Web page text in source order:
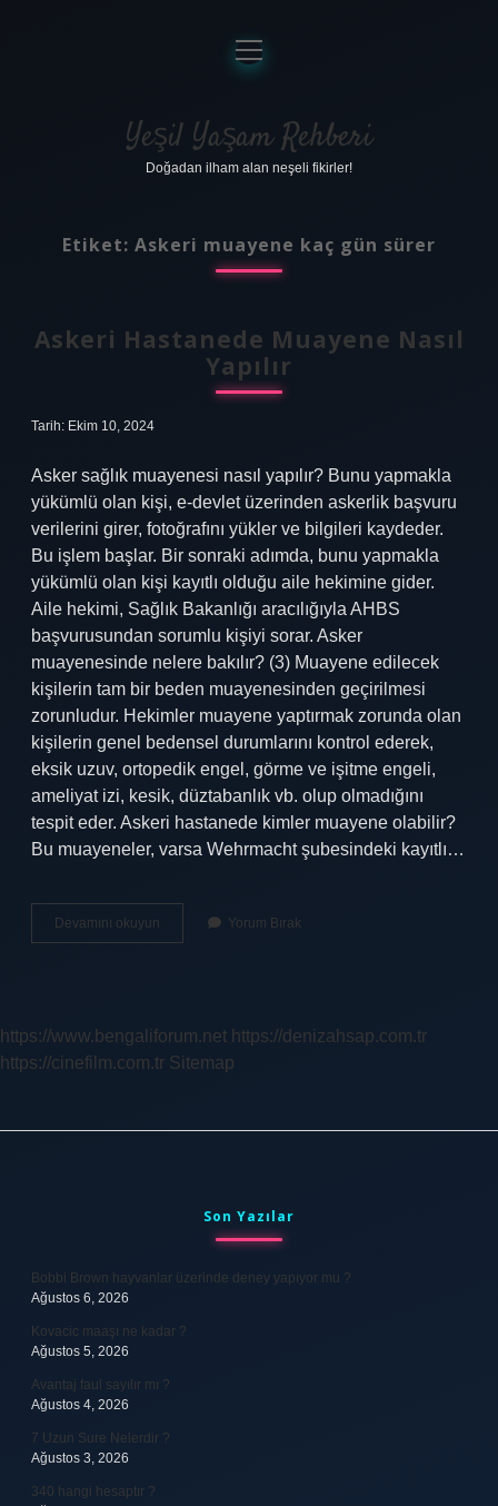
Anasayfa
Gizlilik Politikası
Yasal Uyarı
menüyü
aç
Yeşil Yaşam Rehberi
Doğadan ilham alan neşeli fikirler!
Etiket: Askeri muayene kaç gün sürer
Askeri Hastanede Muayene Nasıl
Yapılır
Tarih: Ekim 10, 2024
Asker sağlık muayenesi nasıl yapılır? Bunu yapmakla
yükümlü olan kişi, e-devlet üzerinden askerlik başvuru
verilerini girer, fotoğrafını yükler ve bilgileri kaydeder.
Bu işlem başlar. Bir sonraki adımda, bunu yapmakla
yükümlü olan kişi kayıtlı olduğu aile hekimine gider.
Aile hekimi, Sağlık Bakanlığı aracılığıyla AHBS
başvurusundan sorumlu kişiyi sorar. Asker
muayenesinde nelere bakılır? (3) Muayene edilecek
kişilerin tam bir beden muayenesinden geçirilmesi
zorunludur. Hekimler muayene yaptırmak zorunda olan
kişilerin genel bedensel durumlarını kontrol ederek,
eksik uzuv, ortopedik engel, görme ve işitme engeli,
ameliyat izi, kesik, düztabanlık vb. olup olmadığını
tespit eder. Askeri hastanede kimler muayene olabilir?
Bu muayeneler, varsa Wehrmacht şubesindeki kayıtlı…
Devamını okuyun
Hastanede
Yorum Bırak
https://www.bengaliforum.net https://denizahsap.com.tr
https://cinefilm.com.tr Sitemap
Son Yazılar
Bobbi Brown hayvanlar üzerinde deney yapıyor mu ?
Ağustos 6, 2026
Kovacic maaşı ne kadar ?
Ağustos 5, 2026
Avantaj faul sayılır mı ?
Ağustos 4, 2026
7 Uzun Sure Nelerdir ?
Ağustos 3, 2026
340 hangi hesaptır ?